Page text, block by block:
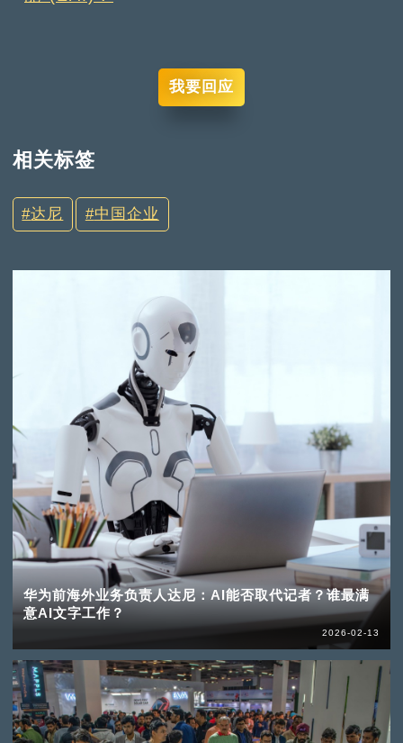
我要回应
相关标签
达尼 中国企业
华为前海外业务负责人达尼：AI能否取代记者？谁最满
意AI文字工作？
2026-02-13